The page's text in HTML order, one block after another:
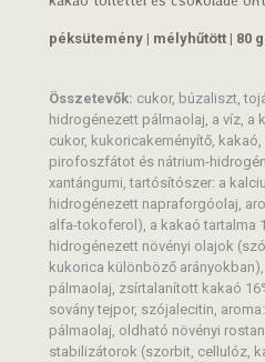
péksütemény | mélyhűtött | 80 g
Összetevők: cukor, búzaliszt,
hidrogénezett pálmaolaj, a víz, a
cukor, kukoricakeményítő,
pirofoszfátot és nátrium-
xantángumi, tartósítószer: a
hidrogénezett napraforgóolaj,
alfa-tokoferol), a kakaó tartalma
hidrogénezett növényi olajok
kukorica különböző
pálmaolaj, zsírtalanított kakaó
sovány tejpor, szójalecitin,
pálmaolaj, oldható növényi
stabilizátorok (szorbit, cellulóz,